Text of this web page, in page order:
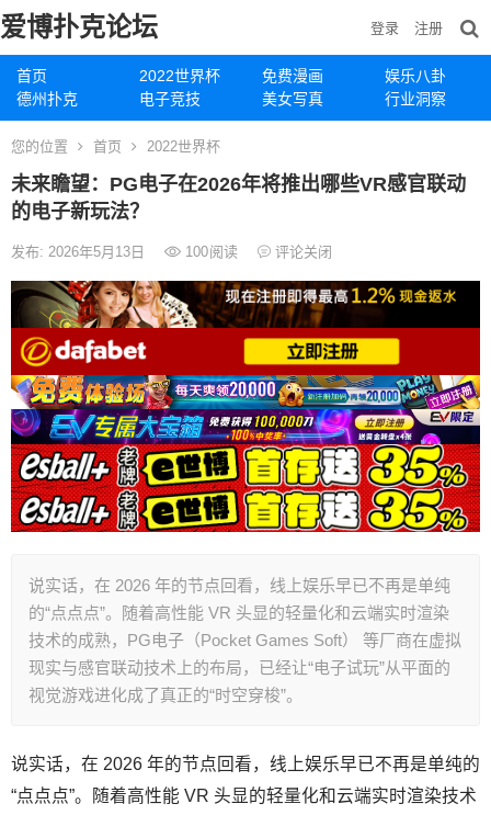
爱博扑克论坛
首页 2022世界杯 免费漫画
娱乐八卦
德州扑克
电子竞技 美女写真 行业洞察
登录 注册
您的位置 首页 2022世界杯
未来瞻望：PG电子在2026年将推出哪些VR感官联动
的电子新玩法？
发布: 2026年5月13日 100阅读 评论关闭
说实话，在 2026 年的节点回看，线上娱乐早已不再是单纯
的“点点点”。随着高性能 VR 头显的轻量化和云端实时渲染
技术的成熟，PG电子（Pocket Games Soft） 等厂商在虚拟
现实与感官联动技术上的布局，已经让“电子试玩”从平面的
视觉游戏进化成了真正的“时空穿梭”。
说实话，在 2026 年的节点回看，线上娱乐早已不再是单纯的
“点点点”。随着高性能 VR 头显的轻量化和云端实时渲染技术